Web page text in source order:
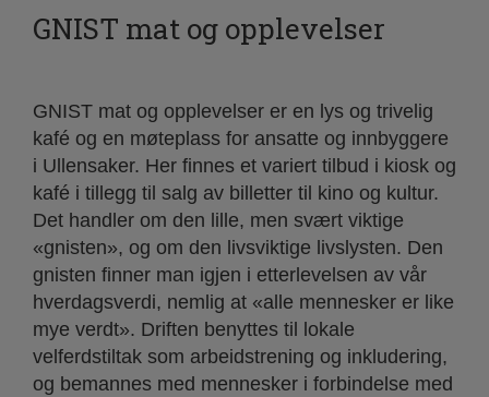
GNIST mat og opplevelser
GNIST mat og opplevelser er en lys og trivelig
kafé og en møteplass for ansatte og innbyggere
i Ullensaker. Her finnes et variert tilbud i kiosk og
kafé i tillegg til salg av billetter til kino og kultur.
Det handler om den lille, men svært viktige
«gnisten», og om den livsviktige livslysten. Den
gnisten finner man igjen i etterlevelsen av vår
hverdagsverdi, nemlig at «alle mennesker er like
mye verdt». Driften benyttes til lokale
velferdstiltak som arbeidstrening og inkludering,
og bemannes med mennesker i forbindelse med